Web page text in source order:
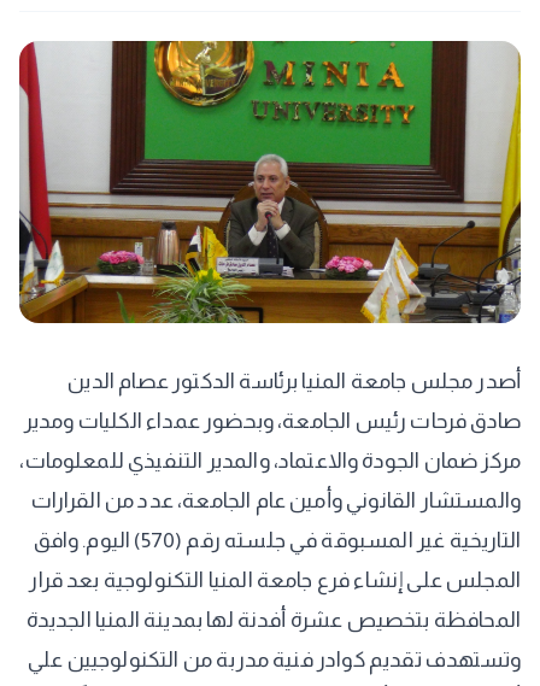
أصدر مجلس جامعة المنيا برئاسة الدكتور عصام الدين
صادق فرحات رئيس الجامعة، وبحضور عمداء الكليات ومدير
مركز ضمان الجودة والاعتماد، والمدير التنفيذي للمعلومات،
والمستشار القانوني وأمين عام الجامعة، عدد من القرارات
التاريخية غير المسبوقة في جلسته رقم (570) اليوم. وافق
المجلس على إنشاء فرع جامعة المنيا التكنولوجية بعد قرار
المحافظة بتخصيص عشرة أفدنة لها بمدينة المنيا الجديدة
وتستهدف تقديم كوادر فنية مدربة من التكنولوجيين علي